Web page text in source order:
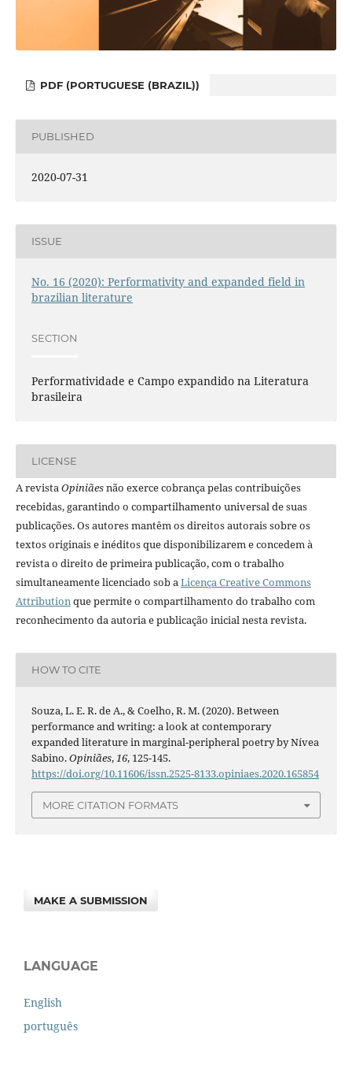
PDF (PORTUGUESE (BRAZIL))
PUBLISHED
2020-07-31
ISSUE
No. 16 (2020): Performativity and expanded field in
brazilian literature
SECTION
Performatividade e Campo expandido na Literatura
brasileira
LICENSE
A revistaOpiniãesnão exerce cobrança pelas contribuições
recebidas, garantindo o compartilhamento universal de suas
publicações. Os autores mantêm os direitos autorais sobre os
textos originais e inéditos que disponibilizarem e concedem à
revista o direito de primeira publicação, com o trabalho
simultaneamente licenciado sob aLicença Creative Commons
Attributionque permite o compartilhamento do trabalho com
reconhecimento da autoria e publicação inicial nesta revista.
HOW TO CITE
Souza, L. E. R. de A., & Coelho, R. M. (2020). Between
performance and writing: a look at contemporary
expanded literature in marginal-peripheral poetry by Nívea
Sabino.Opiniães,16, 125-145.
https://doi.org/10.11606/issn.2525-8133.opiniaes.2020.165854
MORE CITATION FORMATS
MAKE A SUBMISSION
LANGUAGE
English
português